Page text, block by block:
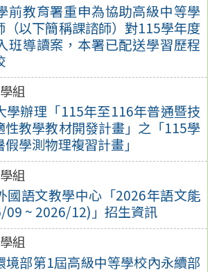
前教育署重申為協助高級中等學
（以下簡稱課諮師）對115學年度
班導讀案，本署已配送學習歷程
組
學辦理「115年至116年普通暨技
性教學教材開發計畫」之「115學
學測物理複習計畫」
組
國語文教學中心「2026年語文能
09 ~ 2026/12)」招生資訊
組
境部第1屆高級中等學校內永續部